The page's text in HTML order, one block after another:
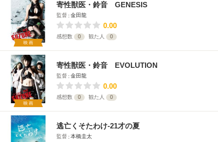
映画
寄性獣医・鈴音 GENESIS
監督 金田龍
0.00
感想数 0 観た人 0
映画
寄性獣医・鈴音 EVOLUTION
監督 金田龍
0.00
感想数 0 観た人 0
逃亡くそたわけ-21才の夏
監督 本橋圭太